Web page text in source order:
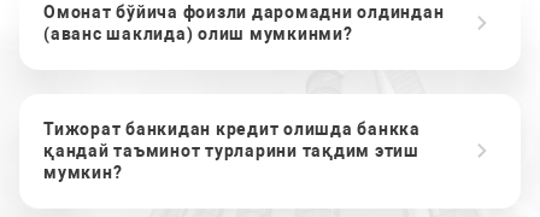
Омонат бўйича фоизли даромадни олдиндан
(аванс шаклида) олиш мумкинми?
Тижорат банкидан кредит олишда банкка
қандай таъминот турларини тақдим этиш
мумкин?